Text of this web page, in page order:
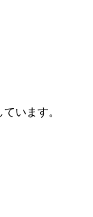
います。